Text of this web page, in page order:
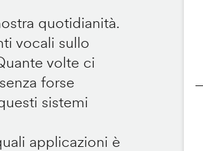
quotidianità.
vocali sullo
volte ci
forse
sistemi
applicazioni è